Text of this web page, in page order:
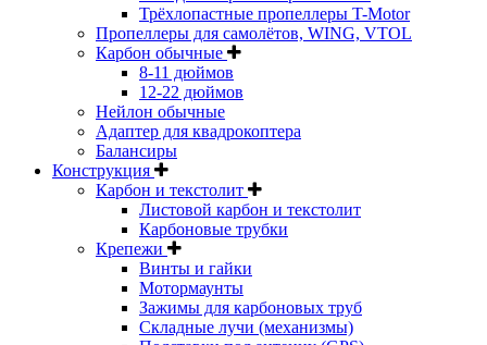
Трёхлопастные пропеллеры T-Motor
Пропеллеры для самолётов, WING, VTOL
Карбон обычные
8-11 дюймов
12-22 дюймов
Нейлон обычные
Адаптер для квадрокоптера
Балансиры
Конструкция
Карбон и текстолит
Листовой карбон и текстолит
Карбоновые трубки
Крепежи
Винты и гайки
Мотормаунты
Зажимы для карбоновых труб
Складные лучи (механизмы)